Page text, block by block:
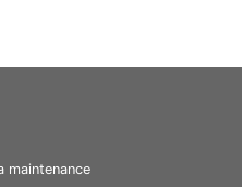
maintenance